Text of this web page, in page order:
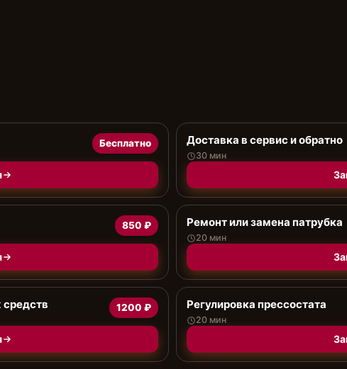
Бесплатно Доставка в сервис и обратно
30 мин
850 ₽ Ремонт или замена патрубка
20 мин
1200 ₽ Регулировка прессостата
20 мин